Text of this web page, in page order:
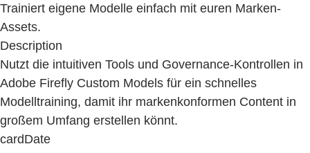
Trainiert eigene Modelle einfach mit euren Marken-
Assets.
Description
Nutzt die intuitiven Tools und Governance-Kontrollen in
Adobe Firefly Custom Models für ein schnelles
Modelltraining, damit ihr markenkonformen Content in
großem Umfang erstellen könnt.
cardDate